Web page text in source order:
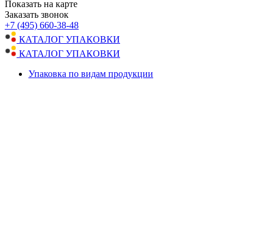
Показать на карте
Заказать звонок
+7 (495) 660-38-48
КАТАЛОГ УПАКОВКИ
КАТАЛОГ УПАКОВКИ
Упаковка по видам продукции